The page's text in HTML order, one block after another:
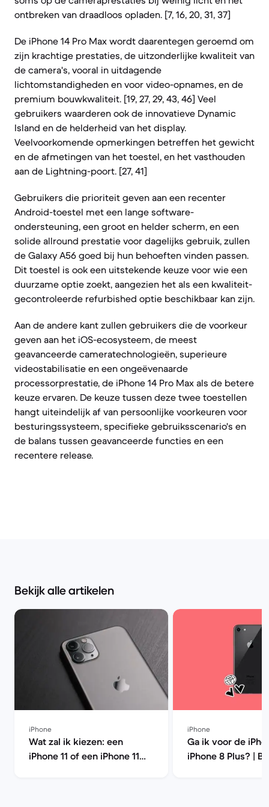
ontbreken van draadloos opladen. [7, 16, 20, 31, 37]
De iPhone 14 Pro Max wordt daarentegen geroemd om
zijn krachtige prestaties, de uitzonderlijke kwaliteit van
de camera's, vooral in uitdagende
lichtomstandigheden en voor video-opnames, en de
premium bouwkwaliteit. [19, 27, 29, 43, 46] Veel
gebruikers waarderen ook de innovatieve Dynamic
Island en de helderheid van het display.
Veelvoorkomende opmerkingen betreffen het gewicht
en de afmetingen van het toestel, en het vasthouden
aan de Lightning-poort. [27, 41]
Gebruikers die prioriteit geven aan een recenter
Android-toestel met een lange software-
ondersteuning, een groot en helder scherm, en een
solide allround prestatie voor dagelijks gebruik, zullen
de Galaxy A56 goed bij hun behoeften vinden passen.
Dit toestel is ook een uitstekende keuze voor wie een
duurzame optie zoekt, aangezien het als een kwaliteit-
gecontroleerde refurbished optie beschikbaar kan zijn.
Aan de andere kant zullen gebruikers die de voorkeur
geven aan het iOS-ecosysteem, de meest
geavanceerde cameratechnologieën, superieure
videostabilisatie en een ongeëvenaarde
processorprestatie, de iPhone 14 Pro Max als de betere
keuze ervaren. De keuze tussen deze twee toestellen
hangt uiteindelijk af van persoonlijke voorkeuren voor
besturingssysteem, specifieke gebruiksscenario's en
de balans tussen geavanceerde functies en een
recentere release.
Bekijk alle artikelen
iPhone
Wat zal ik kiezen: een
iPhone 11 of een iPhone 11
iPhone
Ga ik voor de
iPhone 8 Plus? |